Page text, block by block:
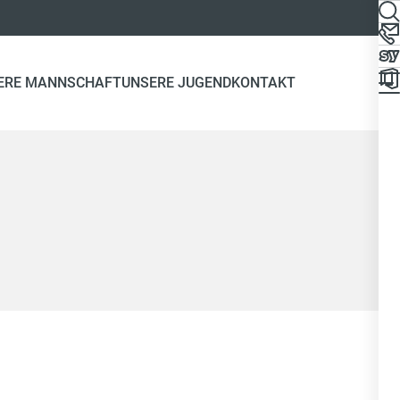
MANNSCHAFTUNSERE JUGENDKONTAKT